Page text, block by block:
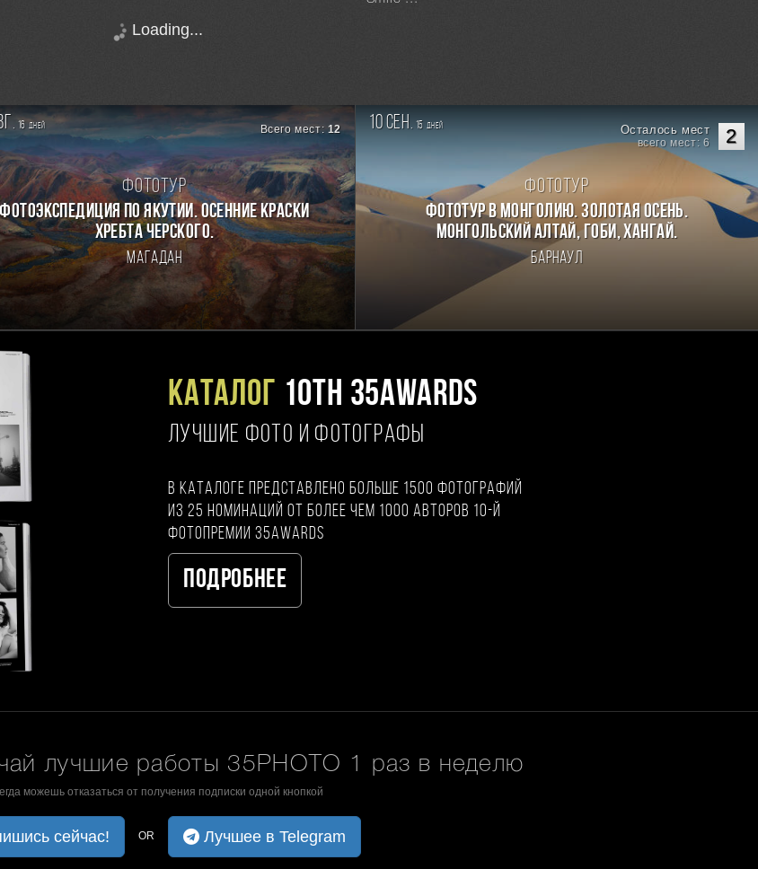
Loading...
16 дней Всего мест: 12
Фототур
ФОТОЭКСПЕДИЦИЯ ПО ЯКУТИИ. ОСЕННИЕ КРАСКИ
ХРЕБТА ЧЕРСКОГО.
Магадан
10 сен. 15 дней 2
Осталось мест
всего мест: 6
Фототур
Фототур в Монголию. Золотая осень.
Монгольский Алтай, Гоби, Хангай.
Барнаул
Каталог 10TH 35AWARDS
ЛУЧШИЕ ФОТО И ФОТОГРАФЫ
В каталоге представлено больше 1500 фотографий
из 25 номинаций от более чем 1000 авторов 10-й
фотопремии 35AWARDS
Подробнее
лучшие работы 35PHOTO 1 раз в неделю
можешь отказаться от получения подписки одной кнопкой
сейчас! OR Лучшее в Telegram